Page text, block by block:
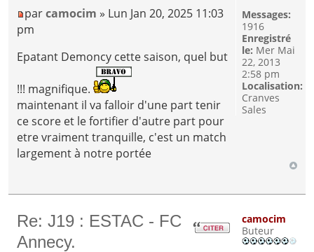
parcamocim » Lun Jan 20, 2025 11:03
pm
Epatant Demoncy cette saison, quel but
!!! magnifique.
maintenant il va falloir d'une part tenir
ce score et le fortifier d'autre part pour
etre vraiment tranquille, c'est un match
largement à notre portée
Messages:
1916
Enregistré
le: Mer Mai
22, 2013
2:58 pm
Localisation:
Cranves
Sales
Re: J19 : ESTAC - FC
Annecy.
camocim
Buteur